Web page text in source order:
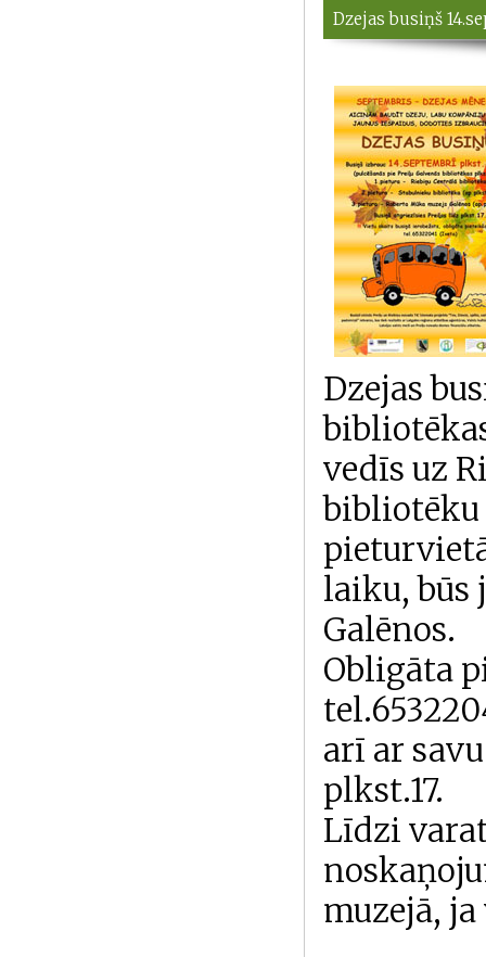
Dzejas busiņš
Dzejas
vedīs uz
bibliotēku
laiku, būs
Galēnos.
Obligāta
arī ar
plkst.17.
Līdzi
muzejā,